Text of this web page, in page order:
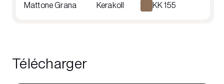
Mattone Grana Kerakoll KK 155
Télécharger